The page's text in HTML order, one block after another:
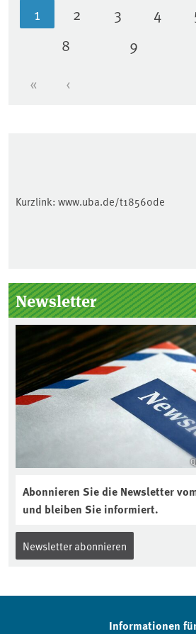
Erste Seite
« Vorherige Seite
‹
Aktuelle Seite
1 Seite
2 Seite
3 Seite
4
Seite
8 Seite
9
Kurzlink: www.uba.de/t18560de
Seitenleiste
Newsletter
Abonnieren Sie die Newsletter
und bleiben Sie informiert.
Newsletter abonnieren
Informationen